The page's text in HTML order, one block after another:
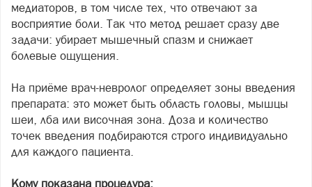
медиаторов, в том числе тех, что отвечают за
восприятие боли. Так что метод решает сразу две
задачи: убирает мышечный спазм и снижает
болевые ощущения.
На приёме врач-невролог определяет зоны введения
препарата: это может быть область головы, мышцы
шеи, лба или височная зона. Доза и количество
точек введения подбираются строго индивидуально
для каждого пациента.
Кому показана процедура: